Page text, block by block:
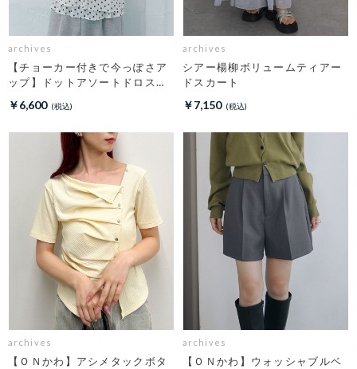
archives
【チョーカー付きで今っぽさア
ップ】ドットアソートドロスト
キャミチュニック
￥6,600
archives
シアー楊柳ボリュームティアー
ドスカート
￥7,150
archives
【ＯＮかわ】アシメタックボタ
archives
【ＯＮかわ】ウォッシャブルベ